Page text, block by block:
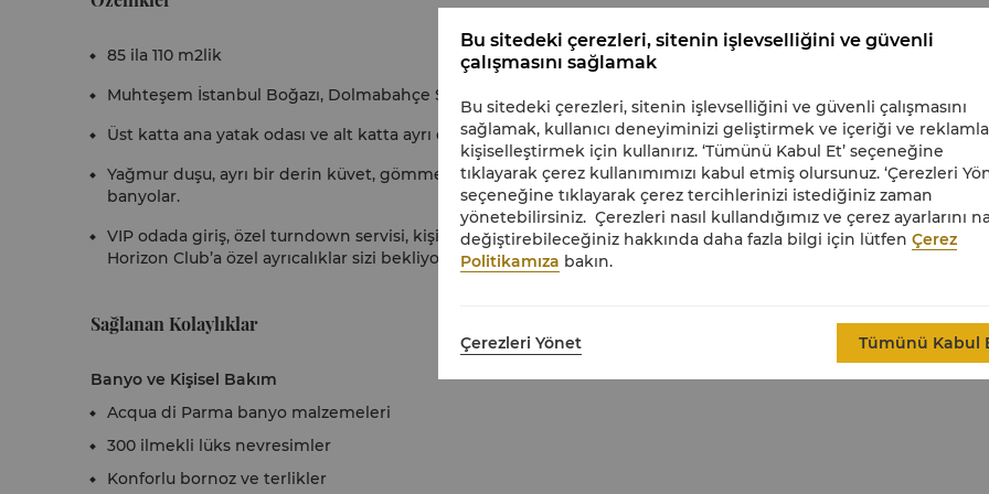
85 ila 110 m2lik
Muhteşem İstanbul Boğazı, Dolmabahçe Sarayı ve Tarihi Yarımada manzaraları.
Üst katta ana yatak odası ve alt katta ayrı oturma ve yemek alanları olmak üzere iki seviyeli kat planı.
Yağmur duşu, ayrı bir derin küvet, gömme televizyonlu ayna içeren yerden ısıtmalı mermer kaplı ferah ana
banyolar.
VIP odada giriş, özel turndown servisi, kişisel danışma hizmeti, yeme-içme ve wellness indirimleri ile geç çıkış
Horizon Club’a özel ayrıcalıklar sizi bekliyor.
Sağlanan Kolaylıklar
Banyo ve Kişisel Bakım
Acqua di Parma banyo malzemeleri
300 ilmekli lüks nevresimler
Konforlu bornoz ve terlikler
Bu sitedeki çerezleri, sitenin işlevselliğini ve güvenli
çalışmasını sağlamak
Bu sitedeki çerezleri, sitenin işlevselliğini ve güvenli çalışmasını
sağlamak, kullanıcı deneyiminizi geliştirmek ve içeriği ve
kişiselleştirmek için kullanırız. ‘Tümünü Kabul Et’ seçeneğine
tıklayarak çerez kullanımımızı kabul etmiş olursunuz. ‘Çerezleri
seçeneğine tıklayarak çerez tercihlerinizi istediğiniz zaman
yönetebilirsiniz. Çerezleri nasıl kullandığımız ve çerez ayarlarını
değiştirebileceğiniz hakkında daha fazla bilgi için lütfen Çerez
Politikamıza bakın.
Çerezleri Yönet Tümünü Kabul